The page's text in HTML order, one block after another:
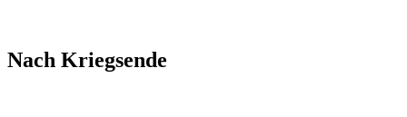
Nach Kriegsende